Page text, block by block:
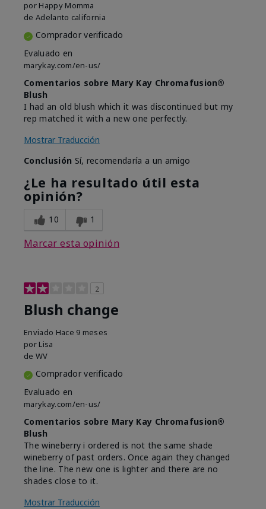
por Happy Momma
de Adelanto california
Comprador verificado
Evaluado en
marykay.com/en-us/
Comentarios sobre Mary Kay Chromafusion®
Blush
I had an old blush which it was discontinued but my
rep matched it with a new one perfectly.
Mostrar Traducción
Conclusión Sí, recomendaría a un amigo
¿Le ha resultado útil esta
opinión?
10 1
Marcar esta opinión
2
Blush change
Enviado Hace 9 meses
por Lisa
de WV
Comprador verificado
Evaluado en
marykay.com/en-us/
Comentarios sobre Mary Kay Chromafusion®
Blush
The wineberry i ordered is not the same shade
wineberry of past orders. Once again they changed
the line. The new one is lighter and there are no
shades close to it.
Mostrar Traducción